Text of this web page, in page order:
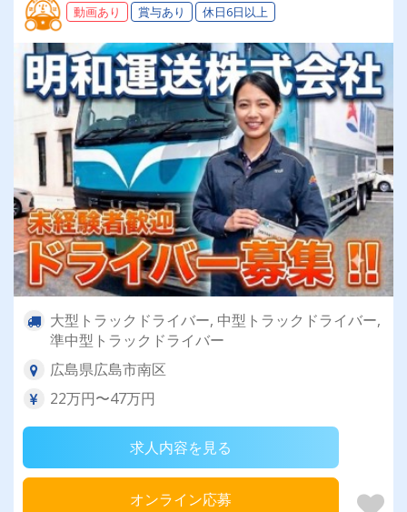
動画あり 賞与あり 休日6日以上
大型トラックドライバー, 中型トラックドライバー,
準中型トラックドライバー
広島県広島市南区
22万円〜47万円
求人内容を見る
オンライン応募